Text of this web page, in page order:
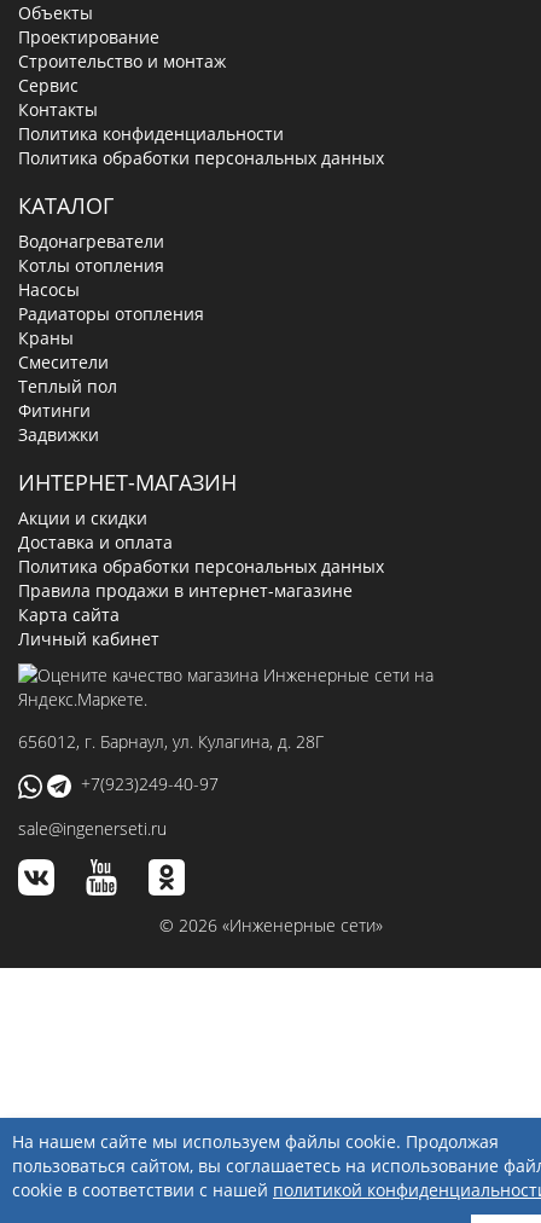
Объекты
Проектирование
Строительство и монтаж
Сервис
Контакты
Политика конфиденциальности
Политика обработки персональных данных
КАТАЛОГ
Водонагреватели
Котлы отопления
Насосы
Радиаторы отопления
Краны
Смесители
Теплый пол
Фитинги
Задвижки
ИНТЕРНЕТ-МАГАЗИН
Акции и скидки
Доставка и оплата
Политика обработки персональных данных
Правила продажи в интернет-магазине
Карта сайта
Личный кабинет
656012, г. Барнаул, ул. Кулагина, д. 28Г
+7(923)249-40-97
sale@ingenerseti.ru
© 2026 «Инженерные сети»
На нашем сайте мы используем файлы cookie. Продолжая
пользоваться сайтом, вы соглашаетесь на использование
cookie в соответствии с нашей политикой